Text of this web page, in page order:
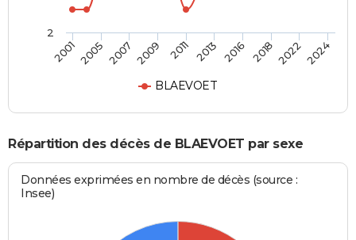
BLAEVOET
20012005 2007 2009 2011 2013 2016 2018 20222024
2
Répartition des décès de BLAEVOET par sexe
Données exprimées en nombre de décès (source :
Insee)